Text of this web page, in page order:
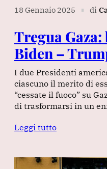
18 Gennaio 2025 ∎ di
Tregua
Biden –
I due Presidenti
ciascuno il merito di
“cessate il fuoco” su
di trasformarsi in un
Leggi tutto